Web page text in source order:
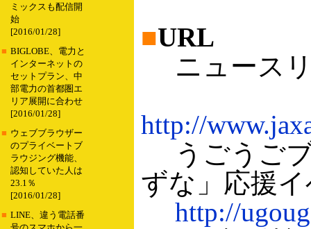
ミックスも配信開
始
[2016/01/28]
■ BIGLOBE、電力と
インターネットの
セットプラン、中
部電力の首都圏エ
リア展開に合わせ
[2016/01/28]
■ ウェブブラウザー
のプライベートブ
ラウジング機能、
認知していた人は
23.1％
[2016/01/28]
■ LINE、違う電話番
■URL
ニュース
http://
うごうご
ずな」応援
http://